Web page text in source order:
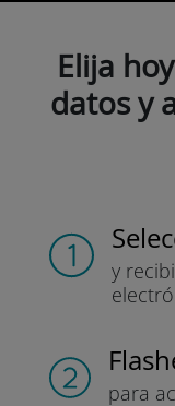
Elija
datos y
y
para